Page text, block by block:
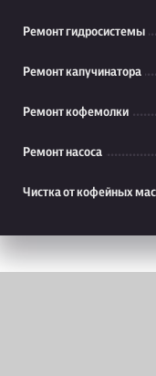
Ремонт гидросистемы
Ремонт капучинатора
Ремонт кофемолки
Ремонт насоса
Чистка от кофейных